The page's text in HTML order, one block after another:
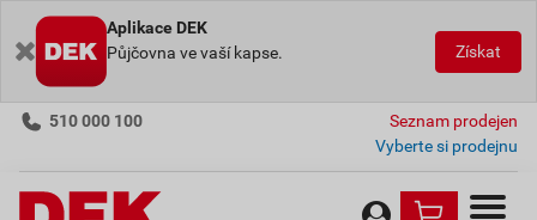
Aplikace DEK
Půjčovna ve vaší kapse.
Získat
510 000 100
Seznam prodejen
Vyberte si prodejnu